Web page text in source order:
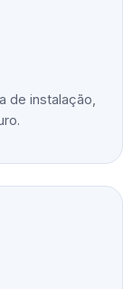
de instalação,